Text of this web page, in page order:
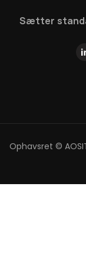
Sætter
Ophavsret ©